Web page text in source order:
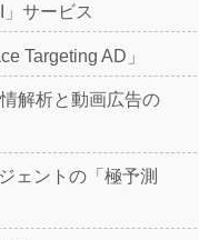
サービス
Targeting AD」
解析と動画広告の
ェントの「極予測